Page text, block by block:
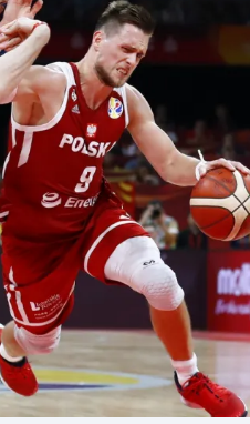
Moderní pětiboj
Motorsport
Olympijské hry
Parasport
Plavání
Plážový volejbal